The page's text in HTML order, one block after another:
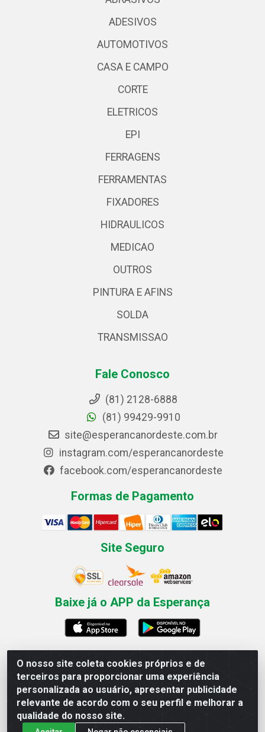
O nosso site coleta cookies próprios e de
terceiros para proporcionar uma experiência
personalizada ao usuário, apresentar publicidade
relevante de acordo com o seu perfil e melhorar a
qualidade do nosso site.
ADESIVOS
AUTOMOTIVOS
CASA E CAMPO
CORTE
ELETRICOS
EPI
FERRAGENS
FERRAMENTAS
FIXADORES
HIDRAULICOS
MEDICAO
OUTROS
PINTURA E AFINS
SOLDA
TRANSMISSAO
Fale Conosco
(81) 2128-6888
(81) 99429-9910
site@esperancanordeste.com.br
instagram.com/esperancanordeste
facebook.com/esperancanordeste
Formas de Pagamento
Site Seguro
Baixe já o APP da Esperança
Esperança Nordeste - Rua Professor Caldas Filho, 291 -
Estância - Recife / PE CEP: 50771-335 - CNPJ
03.666.136/0001-23